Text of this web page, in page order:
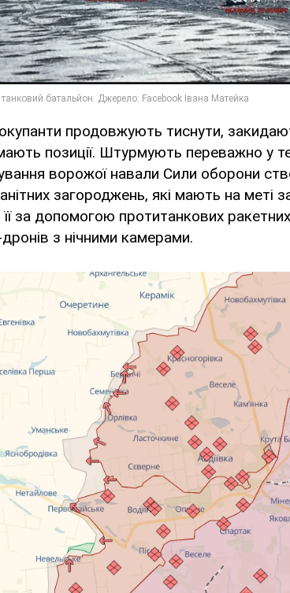
продовжують тиснути,
позиції. Штурмують переважно у
ворожої навали Сили оборони
загороджень, які мають на меті
за допомогою протитанкових
з нічними камерами.